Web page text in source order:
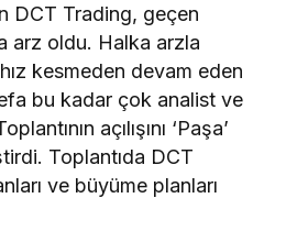
DCT Trading, geçen
arz oldu. Halka arzla
kesmeden devam eden
bu kadar çok analist ve
açılışını ‘Paşa’
Toplantıda DCT
ve büyüme planları